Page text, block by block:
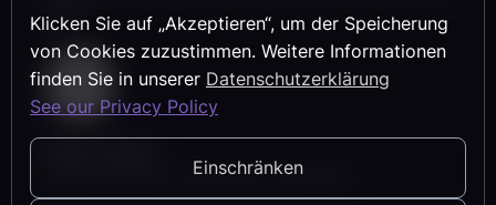
wird.
Geschäftsleitung | Herkommer Architekten
Klicken Sie auf „Akzeptieren“, um der Speicherung
von Cookies zuzustimmen. Weitere Informationen
finden Sie in unserer Datenschutzerklärung
See our Privacy Policy
Einschränken